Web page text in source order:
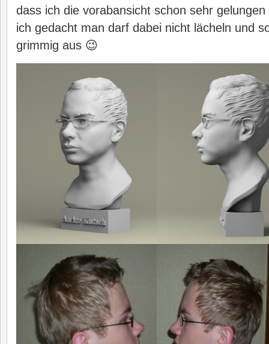
dass ich die vorabansicht schon sehr
ich gedacht man darf dabei nicht lächeln und
grimmig aus 😉